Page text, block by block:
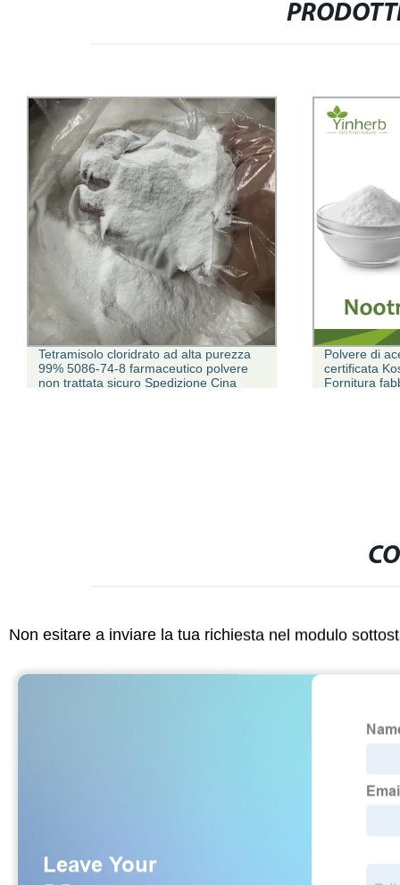
Tetramisolo cloridrato ad alta purezza
99% 5086-74-8 farmaceutico polvere
non trattata sicuro Spedizione Cina
Polvere di
certificata
Fornitura
Non esitare a inviare la tua richiesta nel modulo